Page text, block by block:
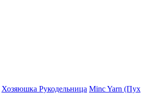
Хозяюшка Рукодельница Minc Yarn (Пух